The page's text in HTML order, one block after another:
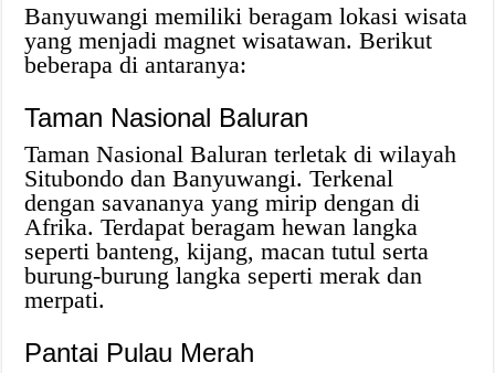
Banyuwangi memiliki beragam lokasi wisata
yang menjadi magnet wisatawan. Berikut
beberapa di antaranya:
Taman Nasional Baluran
Taman Nasional Baluran terletak di wilayah
Situbondo dan Banyuwangi. Terkenal
dengan savananya yang mirip dengan di
Afrika. Terdapat beragam hewan langka
seperti banteng, kijang, macan tutul serta
burung-burung langka seperti merak dan
merpati.
Pantai Pulau Merah